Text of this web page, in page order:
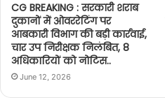
CG BREAKING : सरकारी शराब
दुकानों में ओवररेटिंग पर
आबकारी विभाग की बड़ी कार्रवाई,
चार उप निरीक्षक निलंबित, 8
अधिकारियों को नोटिस..
June 12, 2026